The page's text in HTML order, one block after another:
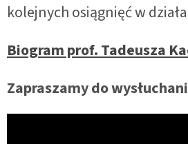
kolejnych osiągnięć w
Biogram prof. Tadeusza
Zapraszamy do